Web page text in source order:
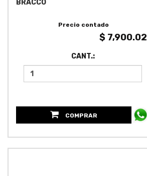
BRACCO
Precio contado
$ 7,900.02
CANT.:
COMPRAR